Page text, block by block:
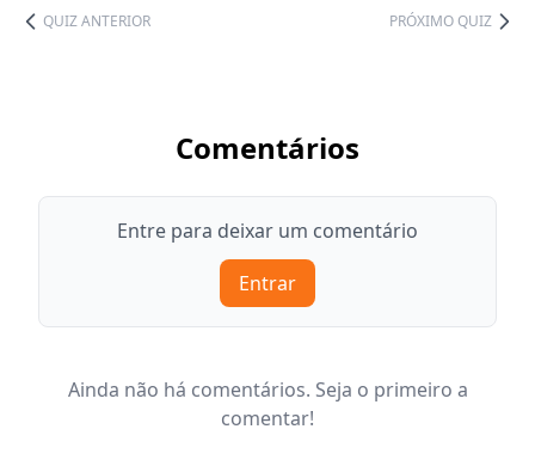
QUIZ ANTERIOR PRÓXIMO QUIZ
Comentários
Entre para deixar um comentário
Entrar
Ainda não há comentários. Seja o primeiro a
comentar!